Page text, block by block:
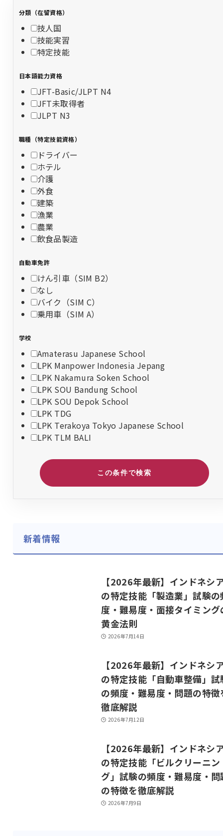
分類（在留資格）
技人国
技能実習
特定技能
日本語能力資格
JFT-Basic/JLPT N4
JFT未取得者
JLPT N3
職種（特定技能資格）
ドライバー
ホテル
介護
外食
建築
漁業
農業
飲食品製造
自動車免許
けん引車（SIM B2）
なし
バイク（SIM C）
乗用車（SIM A）
学校
Amaterasu Japanese School
LPK Manpower Indonesia Jepang
LPK Nakamura Soken School
LPK SOU Bandung School
LPK SOU Depok School
LPK TDG
LPK Terakoya Tokyo Japanese School
LPK TLM BALI
この条件で検索
新着情報
【2026年最新】インドネシ
の特定技能「製造業」試験の
度・難易度・面接タイミング
黄金法則
2026年7月14日
【2026年最新】インドネシ
の特定技能「自動車整備」試
の頻度・難易度・問題の特徴
徹底解説
2026年7月12日
【2026年最新】インドネシ
の特定技能「ビルクリーニン
グ」試験の頻度・難易度・問
の特徴を徹底解説
2026年7月9日